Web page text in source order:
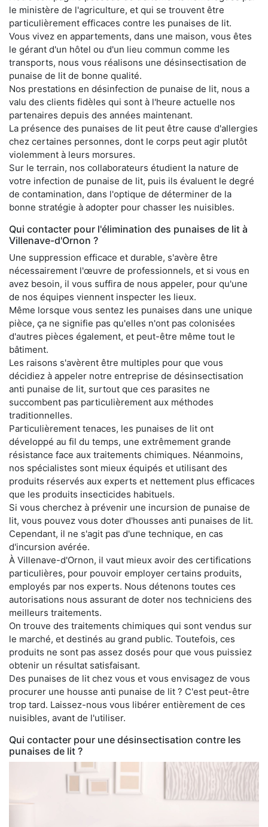
le ministère de l'agriculture, et qui se trouvent être
particulièrement efficaces contre les punaises de lit.
Vous vivez en appartements, dans une maison, vous êtes
le gérant d'un hôtel ou d'un lieu commun comme les
transports, nous vous réalisons une désinsectisation de
punaise de lit de bonne qualité.
Nos prestations en désinfection de punaise de lit, nous a
valu des clients fidèles qui sont à l'heure actuelle nos
partenaires depuis des années maintenant.
La présence des punaises de lit peut être cause d'allergies
chez certaines personnes, dont le corps peut agir plutôt
violemment à leurs morsures.
Sur le terrain, nos collaborateurs étudient la nature de
votre infection de punaise de lit, puis ils évaluent le degré
de contamination, dans l'optique de déterminer de la
bonne stratégie à adopter pour chasser les nuisibles.
Qui contacter pour l'élimination des punaises de lit à
Villenave-d'Ornon ?
Une suppression efficace et durable, s'avère être
nécessairement l'œuvre de professionnels, et si vous en
avez besoin, il vous suffira de nous appeler, pour qu'une
de nos équipes viennent inspecter les lieux.
Même lorsque vous sentez les punaises dans une unique
pièce, ça ne signifie pas qu'elles n'ont pas colonisées
d'autres pièces également, et peut-être même tout le
bâtiment.
Les raisons s'avèrent être multiples pour que vous
décidiez à appeler notre entreprise de désinsectisation
anti punaise de lit, surtout que ces parasites ne
succombent pas particulièrement aux méthodes
traditionnelles.
Particulièrement tenaces, les punaises de lit ont
développé au fil du temps, une extrêmement grande
résistance face aux traitements chimiques. Néanmoins,
nos spécialistes sont mieux équipés et utilisant des
produits réservés aux experts et nettement plus efficaces
que les produits insecticides habituels.
Si vous cherchez à prévenir une incursion de punaise de
lit, vous pouvez vous doter d'housses anti punaises de lit.
Cependant, il ne s'agit pas d'une technique, en cas
d'incursion avérée.
À Villenave-d'Ornon, il vaut mieux avoir des certifications
particulières, pour pouvoir employer certains produits,
employés par nos experts. Nous détenons toutes ces
autorisations nous assurant de doter nos techniciens des
meilleurs traitements.
On trouve des traitements chimiques qui sont vendus sur
le marché, et destinés au grand public. Toutefois, ces
produits ne sont pas assez dosés pour que vous puissiez
obtenir un résultat satisfaisant.
Des punaises de lit chez vous et vous envisagez de vous
procurer une housse anti punaise de lit ? C'est peut-être
trop tard. Laissez-nous vous libérer entièrement de ces
nuisibles, avant de l'utiliser.
Qui contacter pour une désinsectisation contre les
punaises de lit ?